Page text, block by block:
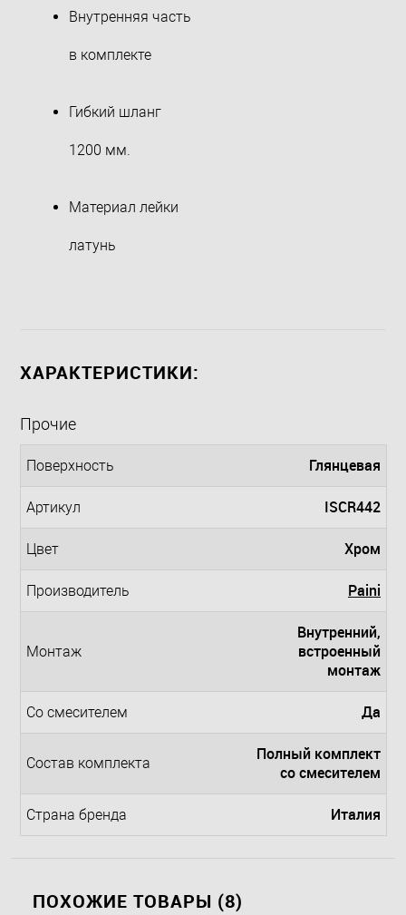
Внутренняя часть
в комплекте
Гибкий шланг
1200 мм.
Материал лейки
латунь
ХАРАКТЕРИСТИКИ:
Прочие
Поверхность Глянцевая
Артикул ISCR442
Цвет Хром
Производитель Paini
Монтаж
Внутренний,
встроенный
монтаж
Со смесителем Да
Состав комплекта
Полный комплект
со смесителем
Страна бренда Италия
ПОХОЖИЕ ТОВАРЫ (8)